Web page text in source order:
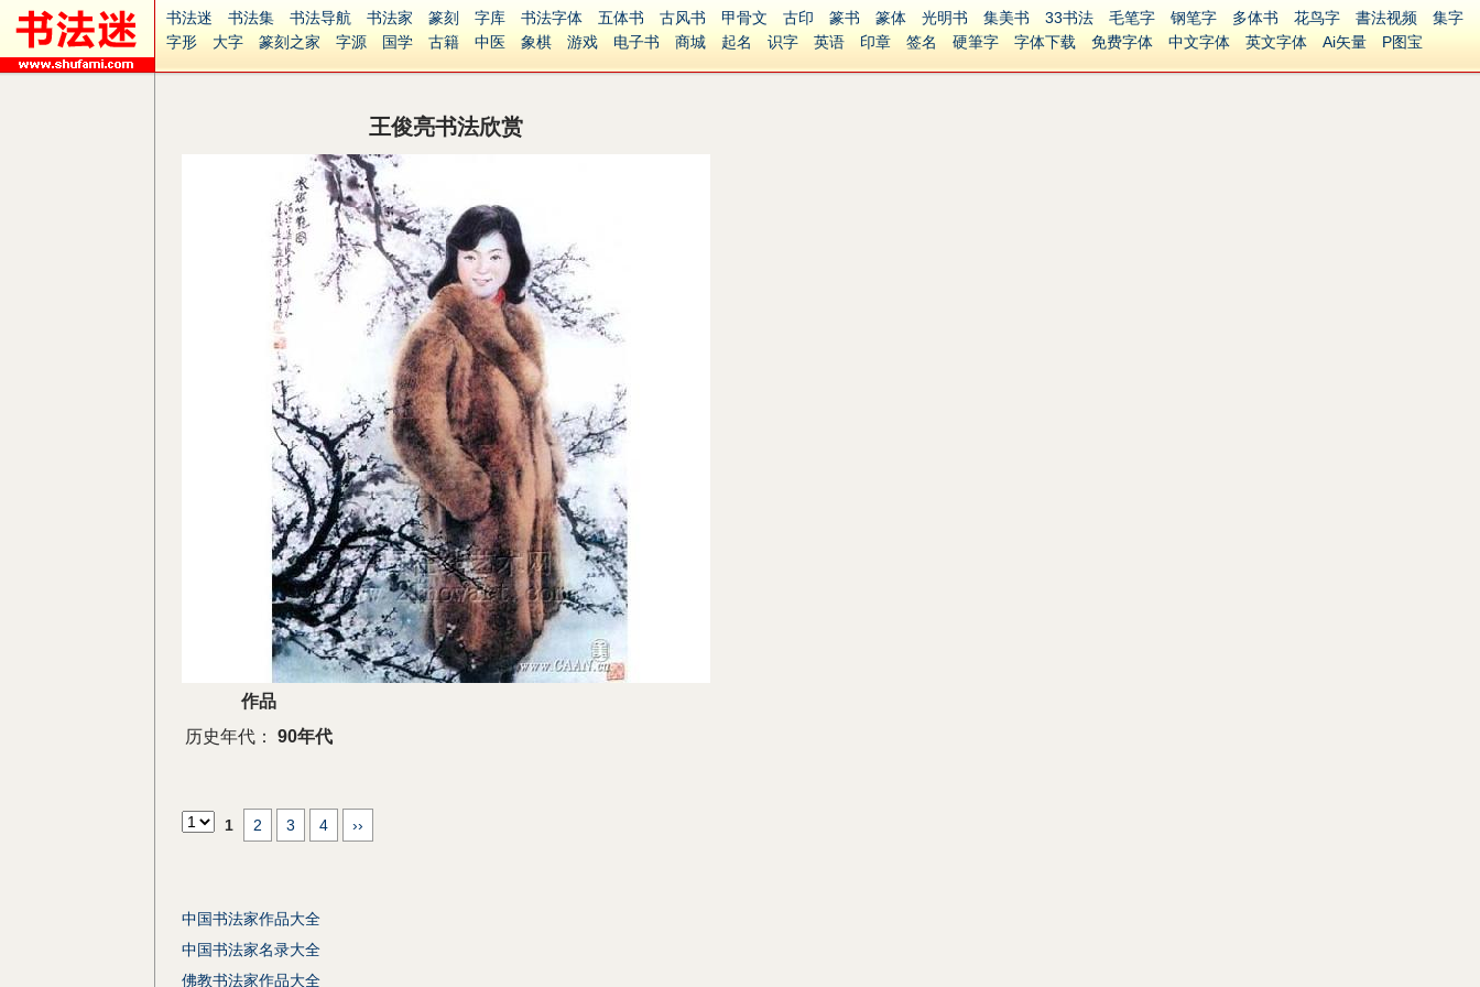
书法迷 书法集 书法导航 书法家 篆刻 字库 书法字体 五体书 古风书 甲骨文 古印 篆书 篆体 光明书 集美书 33书法 毛笔字 钢笔字 多体书 花鸟字 書法视频
集字
字形
大字 篆刻之家 字源 国学 古籍 中医 象棋 游戏 电子书 商城 起名 识字 英语 印章 签名 硬筆字 字体下载 免费字体 中文字体 英文字体 Ai矢量
P图宝
王俊亮书法欣赏
作品
历史年代：
90年代
1 2 3 4 ››
中国书法家作品大全
中国书法家名录大全
佛教书法家作品大全